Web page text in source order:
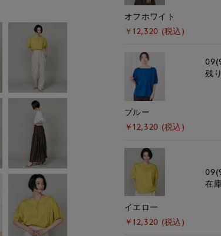
オフホワイト
￥12,320 (税込)
ブルー
￥12,320 (税込)
残
イエロー
￥12,320 (税込)
在